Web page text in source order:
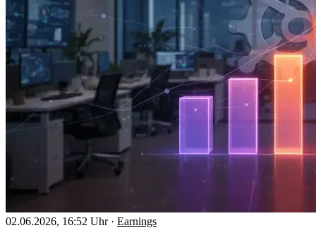
02.06.2026, 16:52 Uhr · Earnings